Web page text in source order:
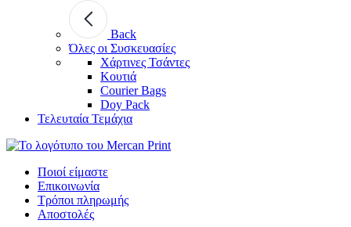
Back
Όλες οι Συσκευασίες
Χάρτινες Τσάντες
Κουτιά
Courier Bags
Doy Pack
Τελευταία Τεμάχια
Ποιοί είμαστε
Επικοινωνία
Τρόποι πληρωμής
Αποστολές